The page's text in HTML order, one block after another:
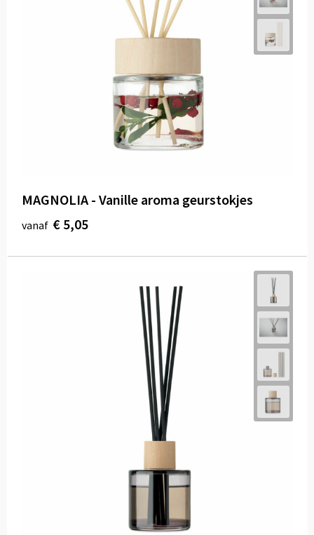
MAGNOLIA - Vanille aroma geurstokjes
vanaf € 5,05